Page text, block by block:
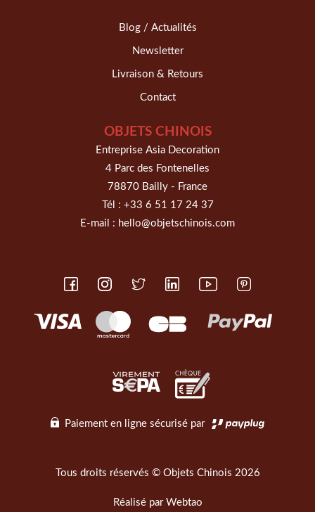
Blog / Actualités
Newsletter
Livraison & Retours
Contact
OBJETS CHINOIS
Entreprise Asia Decoration
4 Parc des Fontenelles
78870 Bailly - France
Tél : +33 6 51 17 24 37
E-mail : hello@objetschinois.com
Paiement en ligne sécurisé par
Tous droits réservés © Objets Chinois 2026
Réalisé par Webtao